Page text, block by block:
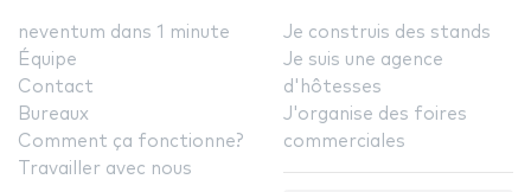
neventum dans 1 minute
Équipe
Contact
Bureaux
Comment ça fonctionne?
Travailler avec nous
Je construis des stands
Je suis une agence
d'hôtesses
J'organise des foires
commerciales